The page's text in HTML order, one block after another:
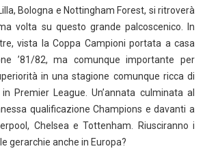
Bologna e Nottingham Forest, si ritroverà
volta su questo grande palcoscenico. In
vista la Coppa Campioni portata a casa
’81/82, ma comunque importante per
in una stagione comunque ricca di
Premier League. Un’annata culminata al
qualificazione Champions e davanti a
Chelsea e Tottenham. Riusciranno i
gerarchie anche in Europa?